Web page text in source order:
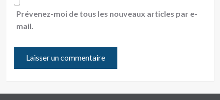
Prévenez-moi de tous les nouveaux articles par e-
mail.